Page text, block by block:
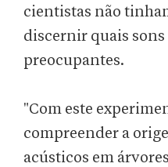
cientistas não
discernir quais sons
preocupantes.
"Com este
compreender a
acústicos em